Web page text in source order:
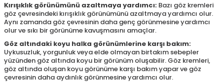
Kırışıklık görünümünü azaltmaya yardımcı: Bazı göz kremleri
göz çevresindeki kırışıklık görünümünü azaltmaya yardımcı olur.
Aynı zamanda göz çevresinin daha genç görünmesine yardımcı
olur ve sıkı bir görünüme kavuşmasını amaçlar.
Göz altındaki koyu halka görünümlerine karşı bakım:
Uykusuzluk, yorgunluk veya elde olmayan birtakım sebepler
yüzünden göz altında koyu bir görünüm oluşabilir. Göz kremleri,
göz altında oluşan koyu görünüme karşı bakım yapar ve göz
çevresinin daha aydınlık görünmesine yardımcı olur.